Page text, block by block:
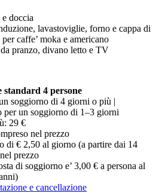
doccia
lavastoviglie, forno e cappa di
caffe’ moka e americano
pranzo, divano letto e TV
standard 4 persone
soggiorno di 4 giorni o più |
per un soggiorno di 1–3 giorni
29 €
nel prezzo
di € 2,50 al giorno (a partire dai 14
prezzo
di soggiorno e’ 3,00 € a persona al
e cancellazione